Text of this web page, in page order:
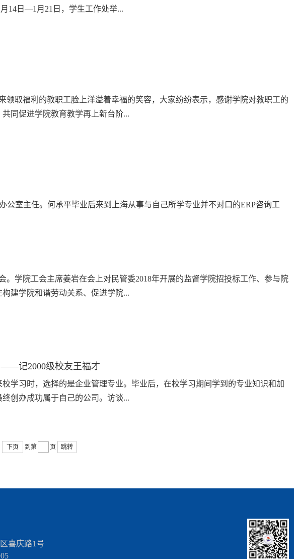
14日—1月21日，学生工作处举...
领取福利的教职工脸上洋溢着幸福的笑容，大家纷纷表示，感谢学院对教职工的
同促进学院教育教学再上新台阶...
室主任。何承平毕业后来到上海从事与自己所学专业并不对口的ERP咨询工
。学院工会主席姜岩在会上对民管委2018年开展的监督学院招投标工作、参与院
建学院和谐劳动关系、促进学院...
——记2000级校友王福才
学习时，选择的是企业管理专业。毕业后，在校学习期间学到的专业知识和加
创办成功属于自己的公司。访谈...
下页 到第 页 跳转
喜庆路1号